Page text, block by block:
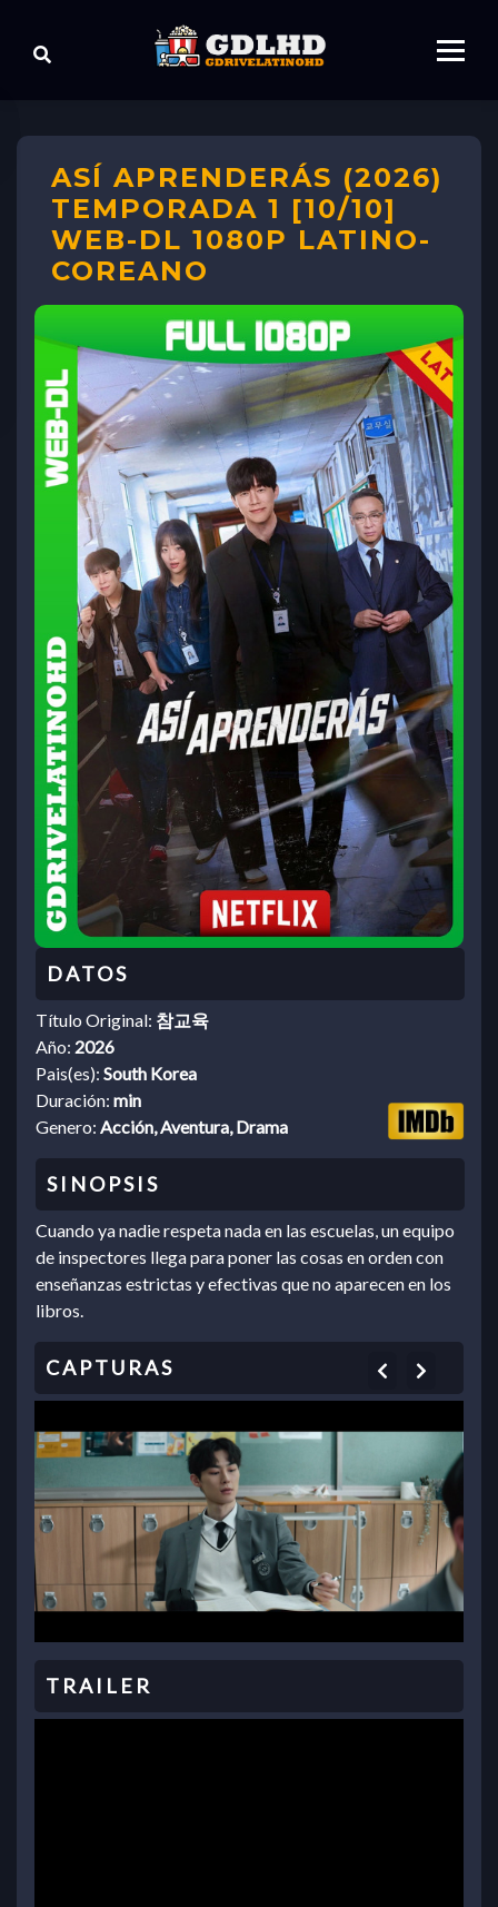
ASÍ APRENDERÁS (2026)
TEMPORADA 1 [10/10]
WEB-DL 1080P LATINO-
COREANO
Título Original: 참교육
Año: 2026
Pais(es): South Korea
Duración: min
Genero: Acción, Aventura, Drama
Cuando ya nadie respeta nada en las escuelas, un equipo
de inspectores llega para poner las cosas en orden con
enseñanzas estrictas y efectivas que no aparecen en los
libros.
Previous